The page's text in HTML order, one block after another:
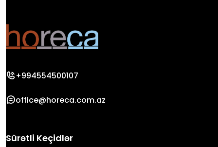
+994554500107
office@horeca.com.az
Sürətli Keçidlər